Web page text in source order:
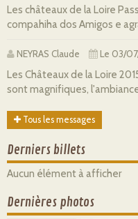
Les châteaux de la Loire
compahiha dos Amigos e
NEYRAS Claude Le 03/
Les Châteaux de la Loire
sont magnifiques,
Tous les messages
Derniers billets
Aucun élément à afficher
Dernières photos